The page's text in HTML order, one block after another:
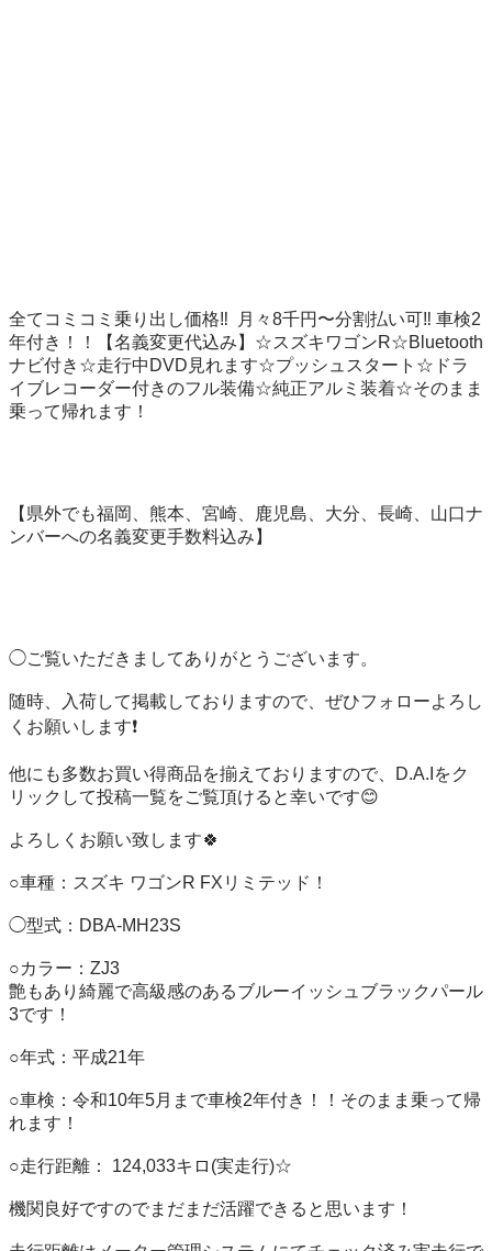
全てコミコミ乗り出し価格‼️  月々8千円〜分割払い可‼️ 車検2
年付き！！【名義変更代込み】☆スズキワゴンR☆Bluetooth
ナビ付き☆走行中DVD見れます☆プッシュスタート☆ドラ
イブレコーダー付きのフル装備☆純正アルミ装着☆そのまま
乗って帰れます！
【県外でも福岡、熊本、宮崎、鹿児島、大分、長崎、山口ナ
ンバーへの名義変更手数料込み】
◯ご覧いただきましてありがとうございます。
随時、入荷して掲載しておりますので、ぜひフォローよろし
くお願いします❗️
他にも多数お買い得商品を揃えておりますので、D.A.Iをク
リックして投稿一覧をご覧頂けると幸いです😊
よろしくお願い致します🍀
○車種：スズキ ワゴンR FXリミテッド！
◯型式：DBA-MH23S
○カラー：ZJ3
艶もあり綺麗で高級感のあるブルーイッシュブラックパール
3です！
○年式：平成21年
○車検：令和10年5月まで車検2年付き！！そのまま乗って帰
れます！
○走行距離： 124,033キロ(実走行)☆
機関良好ですのでまだまだ活躍できると思います！